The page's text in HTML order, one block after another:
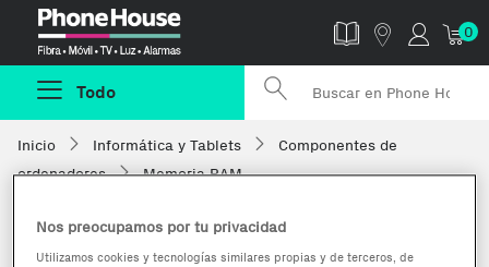
0
Todo
Inicio Informática y Tablets
Componentes de
ordenadores
Memoria RAM
Nos preocupamos por tu privacidad
Utilizamos cookies y tecnologías similares propias y de terceros, de